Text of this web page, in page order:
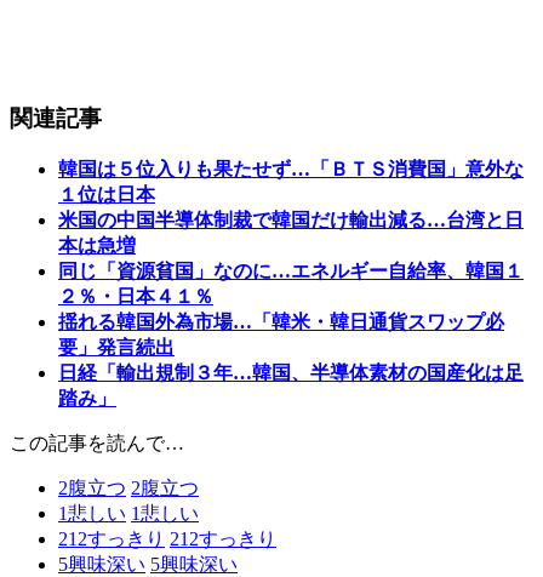
関連記事
韓国は５位入りも果たせず…「ＢＴＳ消費国」意外な
１位は日本
米国の中国半導体制裁で韓国だけ輸出減る…台湾と日
本は急増
同じ「資源貧国」なのに…エネルギー自給率、韓国１
２％・日本４１％
揺れる韓国外為市場…「韓米・韓日通貨スワップ必
要」発言続出
日経「輸出規制３年…韓国、半導体素材の国産化は足
踏み」
この記事を読んで…
2腹立つ 2腹立つ
1悲しい 1悲しい
212すっきり 212すっきり
5興味深い 5興味深い